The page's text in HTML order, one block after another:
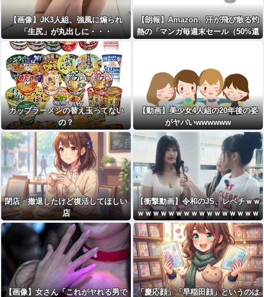
【画像】JK3人組、強風に煽られ
「生尻」が丸出しに・・・
【朗報】Amazon、汗が飛び散る灼
熱の「マンガ毎週末セール（50%還
カップラーメンの替え玉ってない
の？
【動画】美少女4人組の20年後の姿
がヤバいwwwwww
閉店・撤退したけど復活してほしい
店
【衝撃動画】令和のJS、レベチｗｗ
ｗｗｗｗｗｗｗｗｗｗｗｗｗｗｗｗ
ｗｗｗｗｗｗｗｗｗｗｗｗ
【画像】女さん「これがヤれる男で
「慶応顔」「早稲田顔」というのは